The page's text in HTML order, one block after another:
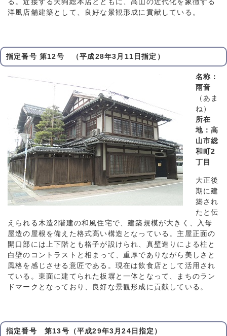
る。近接する天狗総本店とともに、高山の近代化を象徴する
洋風店舗建築として、良好な景観形成に貢献している。
指定番号 第12号 （平成28年3月11日指定）
名称：
雨音
（あま
ね）
所在
地：高
山市総
和町2
丁目
大正後
期に建
築され
たと伝
えられる木造2階建の和風住宅で、建築規模が大きく、入母
屋造の屋根を備えた格式高い構造となっている。主屋正面の
開口部には上下階とも格子が設けられ、真壁造りによる柱と
白壁のコントラストと相まって、重厚でありながら美しさと
風格を感じさせる意匠である。現在は飲食店として活用され
ている。東面に建てられた板塀と一体となって、まちのラン
ドマークとなっており、良好な景観形成に貢献している。
指定番号 第13号（平成29年3月24日指定）